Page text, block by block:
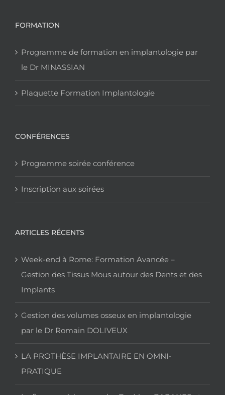
FORMATION
Programme de formation en implantologie par
le Dr MINASSIAN
Plaquette Formation Implantologie
CONFÉRENCES
Programme soirée conférence
Inscription aux soirées
ARTICLES RÉCENTS
Week-end à Rome: Formation Avancée –
Gestion des Tissus Mous autour des Dents et des
Implants
Gestion des volumes osseux en implantologie
par le Dr Romain DOLIVEUX
LA PROTHÈSE IMPLANTAIRE EN OMNI-
PRATIQUE